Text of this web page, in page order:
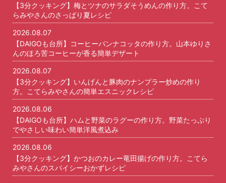
【3分クッキング】梅とツナのサラダそうめんの作り方。こて
らみやさんのさっぱり夏レシピ
2026.08.07
【DAIGOも台所】コーヒーパンナコッタの作り方。山本ゆりさ
んのほろ苦コーヒーが香る簡単デザート
2026.08.07
【3分クッキング】いんげんと豚肉のナンプラー炒めの作り
方。こてらみやさんの簡単エスニックレシピ
2026.08.06
【DAIGOも台所】ハムと野菜のラグーの作り方。野菜たっぷり
でやさしい味わい簡単洋風煮込み
2026.08.06
【3分クッキング】かつおのカレー竜田揚げの作り方。こてら
みやさんのスパイシーおかずレシピ